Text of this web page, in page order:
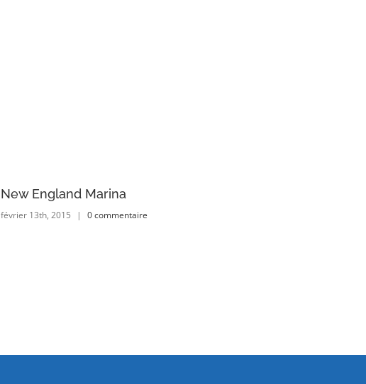
New England Marina
février 13th, 2015 | 0 commentaire